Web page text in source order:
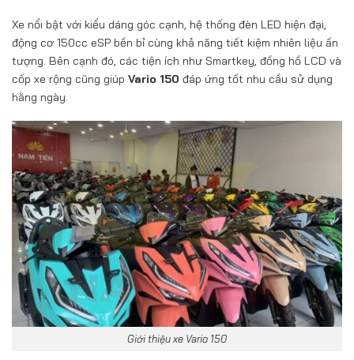
Xe nổi bật với kiểu dáng góc cạnh, hệ thống đèn LED hiện đại,
động cơ 150cc eSP bền bỉ cùng khả năng tiết kiệm nhiên liệu ấn
tượng. Bên cạnh đó, các tiện ích như Smartkey, đồng hồ LCD và
cốp xe rộng cũng giúp Vario 150 đáp ứng tốt nhu cầu sử dụng
hằng ngày.
Giới thiệu xe Vario 150